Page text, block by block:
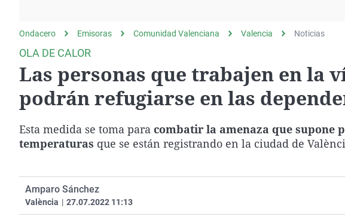
Negra
Navarra
País Vasco
Ondacero Emisoras Comunidad Valenciana Valencia Noticias
OLA DE CALOR
Las personas que trabajen en la
podrán refugiarse en las
Esta medida se toma para combatir la amenaza que supone
temperaturas que se están registrando en la ciudad de
Amparo Sánchez
València | 27.07.2022 11:13